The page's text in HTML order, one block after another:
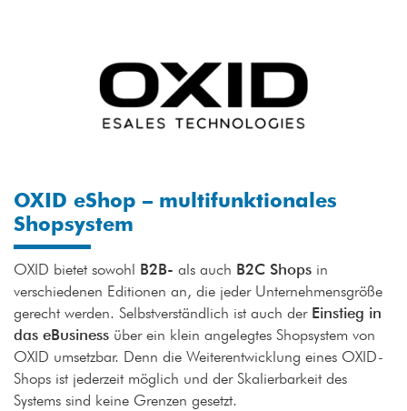
OXID eShop – multifunktionales
Shopsystem
OXID bietet sowohl B2B- als auch B2C Shops in
verschiedenen Editionen an, die jeder Unternehmensgröße
gerecht werden. Selbstverständlich ist auch der Einstieg in
das eBusiness über ein klein angelegtes Shopsystem von
OXID umsetzbar. Denn die Weiterentwicklung eines OXID-
Shops ist jederzeit möglich und der Skalierbarkeit des
Systems sind keine Grenzen gesetzt.